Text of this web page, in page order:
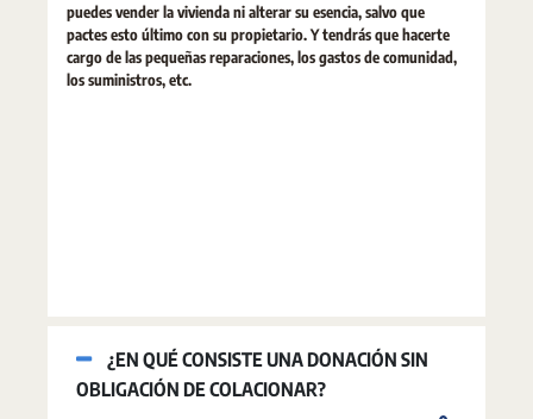
puedes vender la vivienda ni alterar su esencia, salvo que
pactes esto último con su propietario. Y tendrás que hacerte
cargo de las pequeñas reparaciones, los gastos de comunidad,
los suministros, etc.
¿EN QUÉ CONSISTE UNA DONACIÓN SIN
OBLIGACIÓN DE COLACIONAR?